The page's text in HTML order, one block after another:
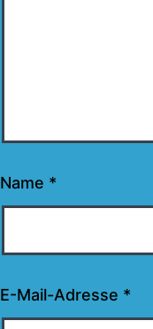
Name *
E-Mail-Adresse *